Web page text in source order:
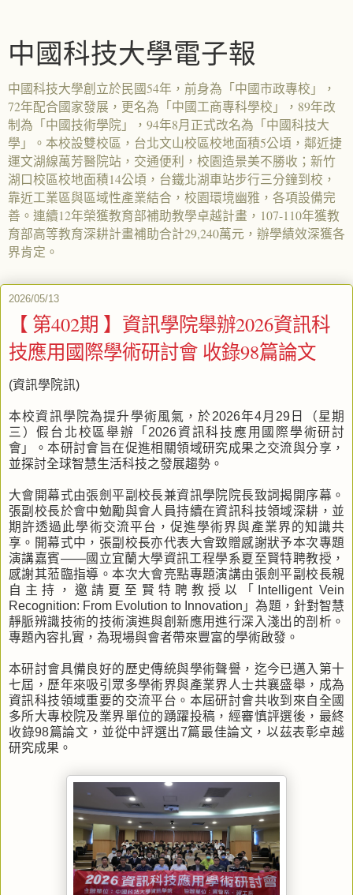
中國科技大學電子報
中國科技大學創立於民國54年，前身為「中國市政專校」，
72年配合國家發展，更名為「中國工商專科學校」，89年改
制為「中國技術學院」，94年8月正式改名為「中國科技大
學」。本校設雙校區，台北文山校區校地面積5公頃，鄰近捷
運文湖線萬芳醫院站，交通便利，校園造景美不勝收；新竹
湖口校區校地面積14公頃，台鐵北湖車站步行三分鐘到校，
靠近工業區與區域性產業結合，校園環境幽雅，各項設備完
善。連續12年榮獲教育部補助教學卓越計畫，107-110年獲教
育部高等教育深耕計畫補助合計29,240萬元，辦學績效深獲各
界肯定。
2026/05/13
【 第402期 】資訊學院舉辦2026資訊科
技應用國際學術研討會 收錄98篇論文
(資訊學院訊)
本校資訊學院為提升學術風氣，於2026年4月29日（星期
三）假台北校區舉辦「2026資訊科技應用國際學術研討
會」。本研討會旨在促進相關領域研究成果之交流與分享，
並探討全球智慧生活科技之發展趨勢。
大會開幕式由張劍平副校長兼資訊學院院長致詞揭開序幕。
張副校長於會中勉勵與會人員持續在資訊科技領域深耕，並
期許透過此學術交流平台，促進學術界與產業界的知識共
享。開幕式中，張副校長亦代表大會致贈感謝狀予本次專題
演講嘉賓——國立宜蘭大學資訊工程學系夏至賢特聘教授，
感謝其蒞臨指導。本次大會亮點專題演講由張劍平副校長親
自主持，邀請夏至賢特聘教授以「Intelligent Vein
Recognition: From Evolution to Innovation」為題，針對智慧
靜脈辨識技術的技術演進與創新應用進行深入淺出的剖析。
專題內容扎實，為現場與會者帶來豐富的學術啟發。
本研討會具備良好的歷史傳統與學術聲譽，迄今已邁入第十
七屆，歷年來吸引眾多學術界與產業界人士共襄盛舉，成為
資訊科技領域重要的交流平台。本屆研討會共收到來自全國
多所大專校院及業界單位的踴躍投稿，經審慎評選後，最終
收錄98篇論文，並從中評選出7篇最佳論文，以茲表彰卓越
研究成果。